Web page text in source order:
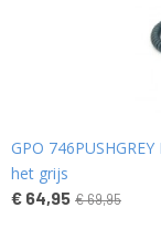
GPO
het grijs
€ 64,95 € 69,95